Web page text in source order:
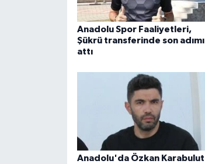
Anadolu Spor Faaliyetleri,
Şükrü transferinde son adımı
attı
Anadolu'da Özkan Karabulut